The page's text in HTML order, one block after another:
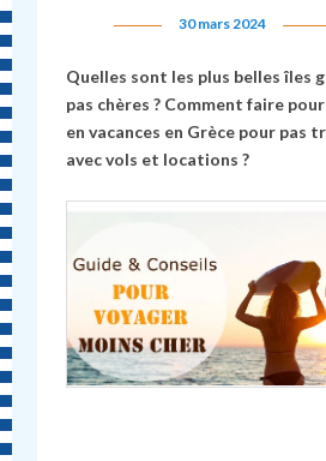
30 mars 2024
Quelles sont les plus belles îles
pas chères ? Comment faire
en vacances en Grèce pour pas
avec vols et locations ?